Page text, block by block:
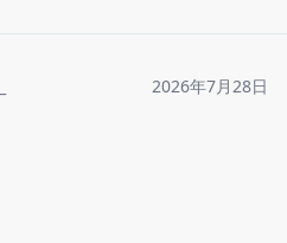
2026年7月28日